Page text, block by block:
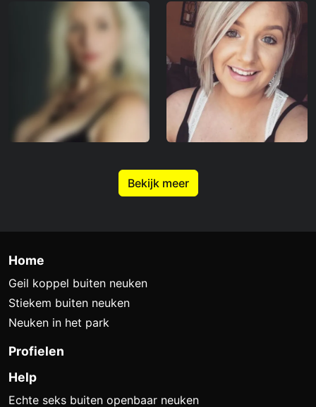
Bekijk meer
Home
Geil koppel buiten neuken
Stiekem buiten neuken
Neuken in het park
Profielen
Help
Echte seks buiten openbaar neuken